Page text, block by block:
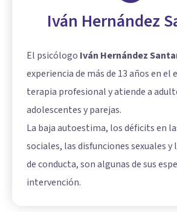
Iván Hernández
El psicólogo Iván Hernández
experiencia de más de 13 años en el
terapia profesional y atiende a
adolescentes y parejas.
La baja autoestima, los déficits en
sociales, las disfunciones sexuales
de conducta, son algunas de sus
intervención.